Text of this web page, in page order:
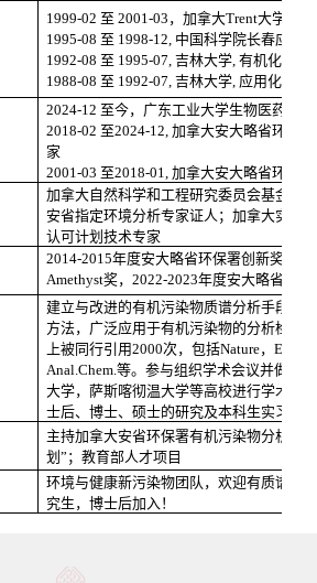
1999-02 至 2001-03 ，加拿大Trent大学，
1995-08 至 1998-12, 中国科学院长春应用
1992-08 至 1995-07,吉林大学 ,有机化学
1988-08 至 1992-07,吉林大学 应用化学
2024-12 至今，广东工业大学生物医药学
2018-02 至2024-12,加拿大安大略省环境
家
2001-03 至2018-01,加拿大安大略省环境
加拿大自然科学和工程研究委员会基金评
安省指定环境分析专家证人；加拿大实验
认可计划技术专家
2014-2015年度安大略省环保署创新奖，
Amethyst奖，2022-2023年度安大略省环保
建立与改进的有机污染物质谱分析手段，
方法，广泛应用于有机污染物的分析检测
上被同行引用2000次，包括Nature，
Anal.Chem.等。参与组织学术会议并做报
大学，萨斯喀彻温大学等高校进行学术演
士后、博士、硕士的研究及本科生实习
主持加拿大安省环保署有机污染物分析方
划” ；教育部人才项目
环境与健康新污染物团队，欢迎有质谱分
究生，博士后加入！